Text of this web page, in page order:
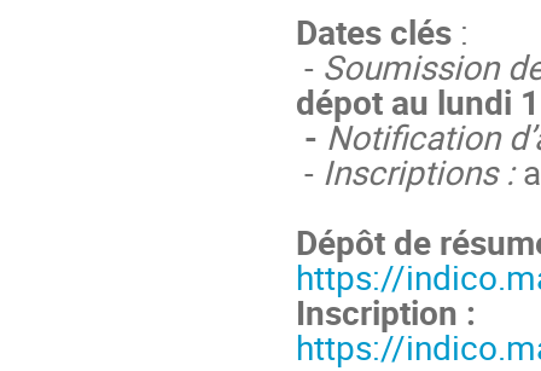
Dates clés :
- Soumission
dépot au lundi
- Notification
- Inscriptions :
Dépôt de
https://
Inscription :
https://